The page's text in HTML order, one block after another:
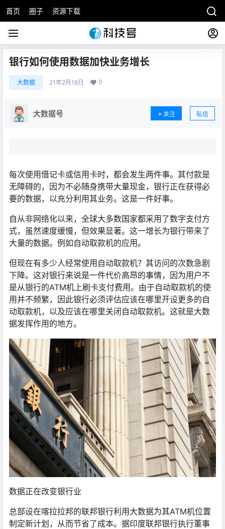
首页 圈子 资源下载
银行如何使用数据加快业务增长
大数据 21年2月18日 0
大数据号 关注 私信
每次使用借记卡或信用卡时，都会发生两件事。其付款是
无障碍的，因为不必随身携带大量现金，银行正在获得必
要的数据，以充分利用其业务。这是一件好事。
自从非网络化以来，全球大多数国家都采用了数字支付方
式，虽然速度缓慢，但效果显著。这一增长为银行带来了
大量的数据。例如自动取款机的应用。
但现在有多少人经常使用自动取款机？其访问的次数急剧
下降。这对银行来说是一件代价高昂的事情，因为用户不
是从银行的ATM机上刷卡支付费用。由于自动取款机的使
用并不频繁，因此银行必须评估应该在哪里开设更多的自
动取款机，以及应该在哪里关闭自动取款机。这就是大数
据发挥作用的地方。
数据正在改变银行业
总部设在喀拉拉邦的联邦银行利用大数据为其ATM机位置
制定新计划，从而节省了成本。据印度联邦银行执行董事